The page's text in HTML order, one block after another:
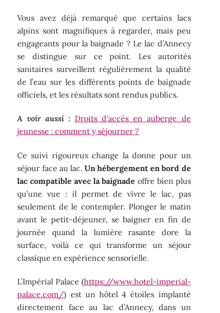
Vous avez déjà remarqué que certains lacs
alpins sont magnifiques à regarder, mais peu
engageants pour la baignade ? Le lac d’Annecy
se distingue sur ce point. Les autorités
sanitaires surveillent régulièrement la qualité
de l’eau sur les différents points de baignade
officiels, et les résultats sont rendus publics.
A voir aussi : Droits d'accès en auberge de
jeunesse : comment y séjourner ?
Ce suivi rigoureux change la donne pour un
séjour face au lac. Un hébergement en bord de
lac compatible avec la baignade offre bien plus
qu’une vue : il permet de vivre le lac, pas
seulement de le contempler. Plonger le matin
avant le petit-déjeuner, se baigner en fin de
journée quand la lumière rasante dore la
surface, voilà ce qui transforme un séjour
classique en expérience sensorielle.
L’Impérial Palace (https://www.hotel-imperial-
palace.com/) est un hôtel 4 étoiles implanté
directement face au lac d’Annecy, dans un